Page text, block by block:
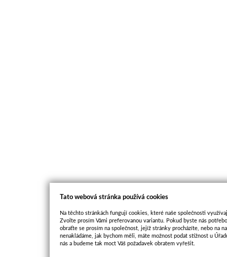
Tato webová stránka používá cookies
Na těchto stránkách fungují cookies, které naše společnosti
Zvolte prosím Vámi preferovanou variantu. Pokud byste nás
obraťte se prosím na společnost, jejíž stránky procházíte, nebo na
nenakládáme, jak bychom měli, máte možnost podat stížnost u
nás a budeme tak moct Váš požadavek obratem vyřešit.